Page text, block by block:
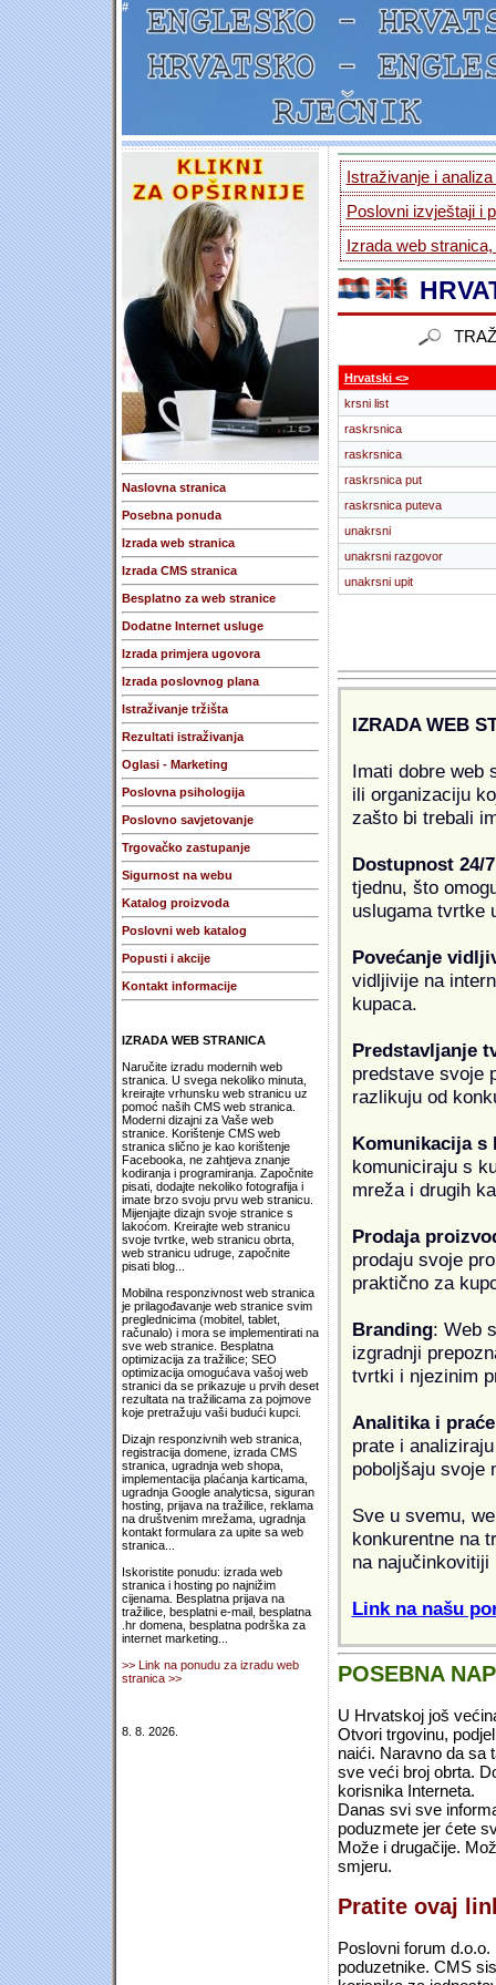
#
Naslovna stranica
Posebna ponuda
Izrada web stranica
Izrada CMS stranica
Besplatno za web stranice
Dodatne Internet usluge
Izrada primjera ugovora
Izrada poslovnog plana
Istraživanje tržišta
Rezultati istraživanja
Oglasi - Marketing
Poslovna psihologija
Poslovno savjetovanje
Trgovačko zastupanje
Sigurnost na webu
Katalog proizvoda
Poslovni web katalog
Popusti i akcije
Kontakt informacije
IZRADA WEB STRANICA
Naručite izradu modernih web
stranica. U svega nekoliko minuta,
kreirajte vrhunsku web stranicu uz
pomoć naših CMS web stranica.
Moderni dizajni za Vaše web
stranice. Korištenje CMS web
stranica slično je kao korištenje
Facebooka, ne zahtjeva znanje
kodiranja i programiranja. Započnite
pisati, dodajte nekoliko fotografija i
imate brzo svoju prvu web stranicu.
Mijenjajte dizajn svoje stranice s
lakoćom. Kreirajte web stranicu
svoje tvrtke, web stranicu obrta,
web stranicu udruge, započnite
pisati blog...
Mobilna responzivnost web stranica
je prilagođavanje web stranice svim
preglednicima (mobitel, tablet,
računalo) i mora se implementirati na
sve web stranice. Besplatna
optimizacija za tražilice; SEO
optimizacija omogućava vašoj web
stranici da se prikazuje u prvih deset
rezultata na tražilicama za pojmove
koje pretražuju vaši budući kupci.
Dizajn responzivnih web stranica,
registracija domene, izrada CMS
stranica, ugradnja web shopa,
implementacija plaćanja karticama,
ugradnja Google analyticsa, siguran
hosting, prijava na tražilice, reklama
na društvenim mrežama, ugradnja
kontakt formulara za upite sa web
stranica...
Iskoristite ponudu: izrada web
stranica i hosting po najnižim
cijenama. Besplatna prijava na
tražilice, besplatni e-mail, besplatna
.hr domena, besplatna podrška za
internet marketing...
>> Link na ponudu za izradu web
stranica >>
8. 8. 2026.
Istraživanje i
Poslovni izvještaji i
Izrada web
Hrvatski <>
krsni list
raskrsnica
raskrsnica
raskrsnica put
raskrsnica puteva
unakrsni
unakrsni razgovor
unakrsni upit
IZRADA WEB
Imati dobre web
ili organizaciju
zašto bi trebali
Dostupnost 24/7
tjednu, što
uslugama tvrtke
Povećanje
vidljivije na
kupaca.
Predstavljanje
predstave svoje
razlikuju od
Komunikacija s
komuniciraju s
mreža i drugih
Prodaja
prodaju svoje
praktično za
Branding: Web
izgradnji
tvrtki i njezinim
Analitika i
prate i
poboljšaju svoje
Sve u svemu,
konkurentne na
na najučinkovitiji
Link na našu
POSEBNA
U Hrvatskoj još
Otvori trgovinu,
naići. Naravno da sa
sve veći broj obrta.
korisnika Interneta.
Danas svi sve
poduzmete jer ćete
Može i drugačije.
smjeru.
Pratite ovaj
Poslovni forum
poduzetnike. CMS